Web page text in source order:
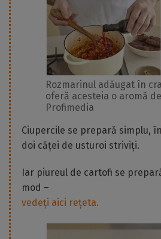
Rozmarinul adăugat în
oferă acesteia o aromă
Profimedia
Ciupercile se prepară simplu,
doi căței de usturoi striviți.
Iar piureul de cartofi se
mod –
vedeți aici rețeta.